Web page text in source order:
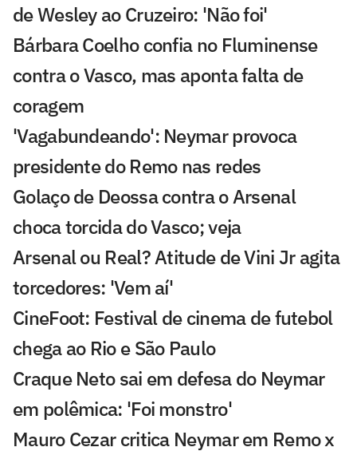
de Wesley ao Cruzeiro: 'Não foi'
Bárbara Coelho confia no Fluminense
contra o Vasco, mas aponta falta de
coragem
'Vagabundeando': Neymar provoca
presidente do Remo nas redes
Golaço de Deossa contra o Arsenal
choca torcida do Vasco; veja
Arsenal ou Real? Atitude de Vini Jr agita
torcedores: 'Vem aí'
CineFoot: Festival de cinema de futebol
chega ao Rio e São Paulo
Craque Neto sai em defesa do Neymar
em polêmica: 'Foi monstro'
Mauro Cezar critica Neymar em Remo x